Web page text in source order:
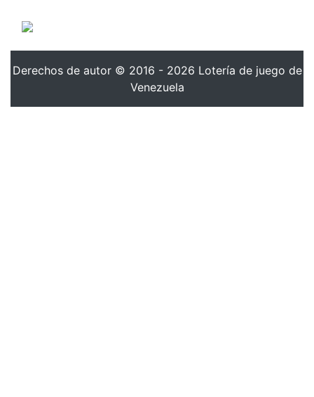
Derechos de autor © 2016 - 2026 Lotería de juego de
Venezuela